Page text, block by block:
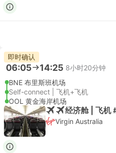
即时确认
06:05 14:25 8小时20分钟
BNE 布里斯班机场
Self-connect | 飞机+飞机
OOL 黄金海岸机场
经济舱 | 飞机
Virgin Australia